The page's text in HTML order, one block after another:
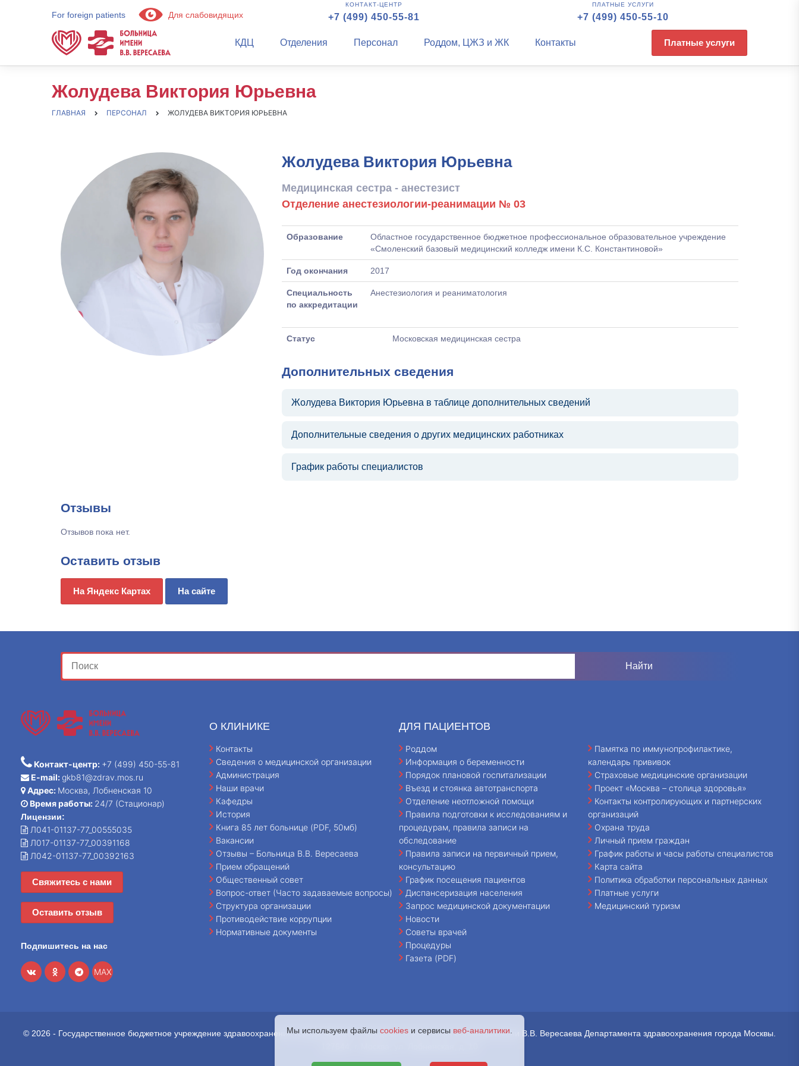
For foreign patients Для слабовидящих
КОНТАКТ-ЦЕНТР
+7 (499) 450-55-81
ПЛАТНЫЕ УСЛУГИ
+7 (499) 450-55-10
КДЦ Отделения Персонал Роддом, ЦЖЗ и ЖК Контакты Платные услуги
Жолудева Виктория Юрьевна
ГЛАВНАЯ ПЕРСОНАЛ ЖОЛУДЕВА ВИКТОРИЯ ЮРЬЕВНА
Жолудева Виктория Юрьевна
Медицинская сестра - анестезист
Отделение анестезиологии-реанимации № 03
Образование
Областное государственное бюджетное профессиональное образовательное учреждение
«Смоленский базовый медицинский колледж имени К.С. Константиновой»
Год окончания 2017
Специальность
по аккредитации
Анестезиология и реаниматология
Статус Московская медицинская сестра
Дополнительных сведения
Жолудева Виктория Юрьевна в таблице дополнительных сведений
Дополнительные сведения о других медицинских работниках
График работы специалистов
Отзывы
Отзывов пока нет.
Оставить отзыв
На Яндекс Картах На сайте
Контакт-центр: +7 (499) 450-55-81
E-mail:gkb81@zdrav.mos.ru
Адрес: Москва, Лобненская 10
Время работы: 24/7 (Стационар)
Лицензии:
Л041-01137-77_00555035
Л017-01137-77_00391168
Л042-01137-77_00392163
Свяжитесь с нами
Оставить отзыв
Подпишитесь на нас
MAX
О КЛИНИКЕ
Контакты
Сведения о медицинской организации
Администрация
Наши врачи
Кафедры
История
Книга 85 лет больнице (PDF, 50мб)
Вакансии
Отзывы – Больница В.В. Вересаева
Прием обращений
Общественный совет
Вопрос-ответ (Часто задаваемые вопросы)
Структура организации
Противодействие коррупции
Нормативные документы
ДЛЯ ПАЦИЕНТОВ
Роддом
Информация о беременности
Порядок плановой госпитализации
Въезд и стоянка автотранспорта
Отделение неотложной помощи
Правила подготовки к исследованиям и
процедурам, правила записи на
обследование
Правила записи на первичный прием,
консультацию
График посещения пациентов
Диспансеризация населения
Запрос медицинской документации
Новости
Советы врачей
Процедуры
Газета (PDF)
Памятка по иммунопрофилактике,
календарь прививок
Страховые медицинские организации
Проект «Москва – столица здоровья»
Контакты контролирующих и партнерских
организаций
Охрана труда
Личный прием граждан
График работы и часы работы специалистов
Карта сайта
Политика обработки персональных данных
Платные услуги
Медицинский туризм
© 2026 - Государственное бюджетное учреждение здравоохранения города Москвы «Городская клиническая больница имени В.В. Вересаева Департамента здравоохранения города Москвы.
Мы используем файлы cookies и сервисы веб-аналитики